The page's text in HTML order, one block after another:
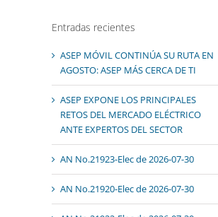
Entradas recientes
ASEP MÓVIL CONTINÚA SU RUTA EN
AGOSTO: ASEP MÁS CERCA DE TI
ASEP EXPONE LOS PRINCIPALES
RETOS DEL MERCADO ELÉCTRICO
ANTE EXPERTOS DEL SECTOR
AN No.21923-Elec de 2026-07-30
AN No.21920-Elec de 2026-07-30